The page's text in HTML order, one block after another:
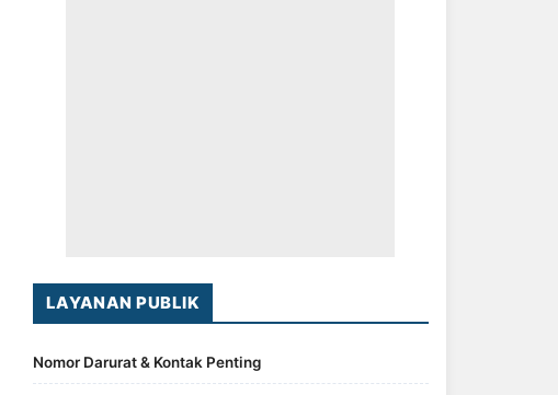
LAYANAN PUBLIK
Nomor Darurat & Kontak Penting